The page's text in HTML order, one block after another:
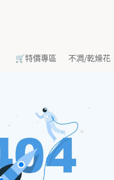
🛒特價專區 不凋⧸乾燥花